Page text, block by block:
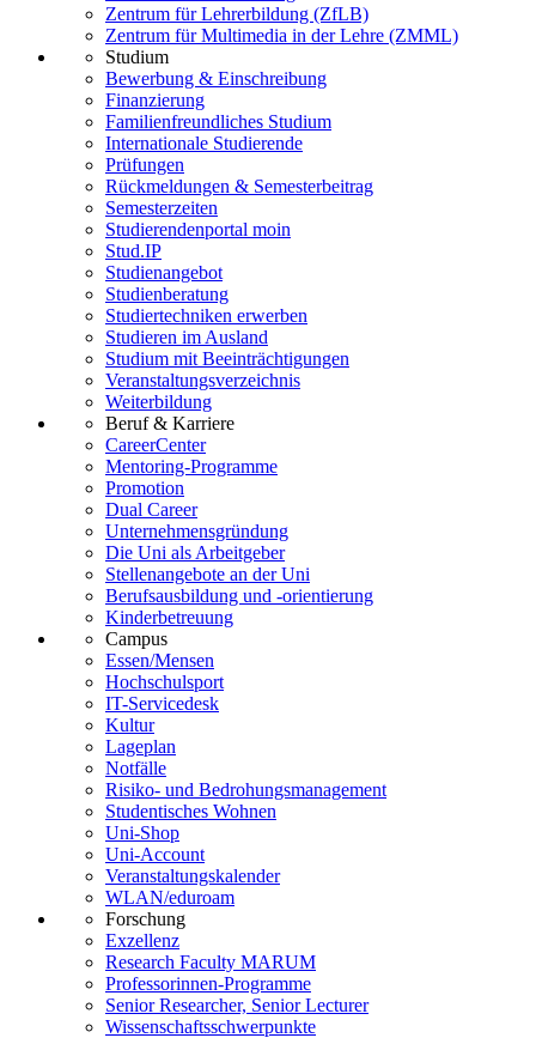
Zentrum für Lehrerbildung (ZfLB)
Zentrum für Multimedia in der Lehre (ZMML)
Studium
Bewerbung & Einschreibung
Finanzierung
Familienfreundliches Studium
Internationale Studierende
Prüfungen
Rückmeldungen & Semesterbeitrag
Semesterzeiten
Studierendenportal moin
Stud.IP
Studienangebot
Studienberatung
Studiertechniken erwerben
Studieren im Ausland
Studium mit Beeinträchtigungen
Veranstaltungsverzeichnis
Weiterbildung
Beruf & Karriere
CareerCenter
Mentoring-Programme
Promotion
Dual Career
Unternehmensgründung
Die Uni als Arbeitgeber
Stellenangebote an der Uni
Berufsausbildung und -orientierung
Kinderbetreuung
Campus
Essen/Mensen
Hochschulsport
IT-Servicedesk
Kultur
Lageplan
Notfälle
Risiko- und Bedrohungsmanagement
Studentisches Wohnen
Uni-Shop
Uni-Account
Veranstaltungskalender
WLAN/eduroam
Forschung
Exzellenz
Research Faculty MARUM
Professorinnen-Programme
Senior Researcher, Senior Lecturer
Wissenschaftsschwerpunkte